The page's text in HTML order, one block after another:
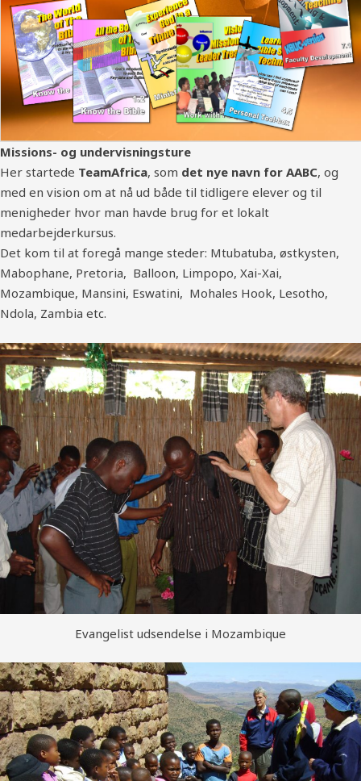
Missions- og undervisningsture
Her startede TeamAfrica, som det nye navn for AABC, og
med en vision om at nå ud både til tidligere elever og til
menigheder hvor man havde brug for et lokalt
medarbejderkursus.
Det kom til at foregå mange steder: Mtubatuba, østkysten,
Mabophane, Pretoria, Balloon, Limpopo, Xai-Xai,
Mozambique, Mansini, Eswatini, Mohales Hook, Lesotho,
Ndola, Zambia etc.
Evangelist udsendelse i Mozambique